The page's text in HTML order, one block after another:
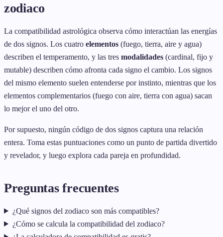
zodiaco
La compatibilidad astrológica observa cómo interactúan las energías
de dos signos. Los cuatro elementos (fuego, tierra, aire y agua)
describen el temperamento, y las tres modalidades (cardinal, fijo y
mutable) describen cómo afronta cada signo el cambio. Los signos
del mismo elemento suelen entenderse por instinto, mientras que los
elementos complementarios (fuego con aire, tierra con agua) sacan
lo mejor el uno del otro.
Por supuesto, ningún código de dos signos captura una relación
entera. Toma estas puntuaciones como un punto de partida divertido
y revelador, y luego explora cada pareja en profundidad.
Preguntas frecuentes
¿Qué signos del zodiaco son más compatibles?
¿Cómo se calcula la compatibilidad del zodiaco?